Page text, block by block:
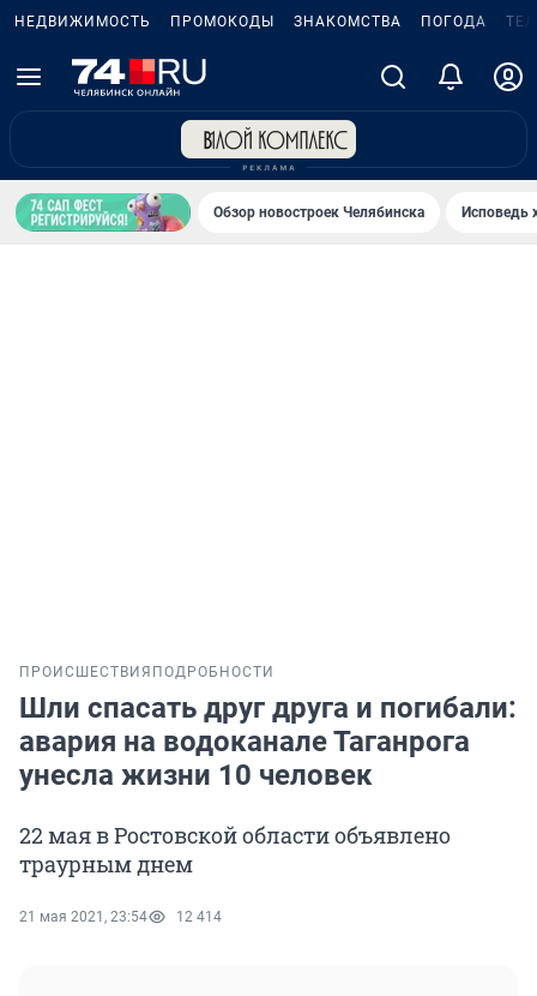
НЕДВИЖИМОСТЬ ПРОМОКОДЫ ЗНАКОМСТВА ПОГОДА
Обзор новостроек Челябинска Исповедь
ПРОИСШЕСТВИЯ ПОДРОБНОСТИ
Шли спасать друг друга и погибали:
авария на водоканале Таганрога
унесла жизни 10 человек
22 мая в Ростовской области объявлено
траурным днем
21 мая 2021, 23:54 12 414